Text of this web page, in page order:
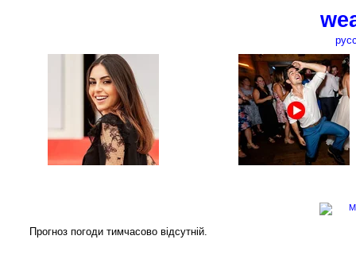
Прогноз погоди тимчасово відсутній.